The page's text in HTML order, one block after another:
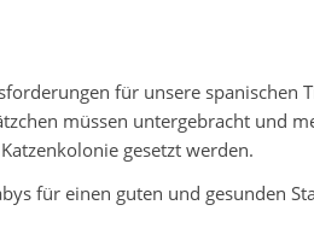
für unsere spanischen
müssen untergebracht und
gesetzt werden.
für einen guten und gesunden